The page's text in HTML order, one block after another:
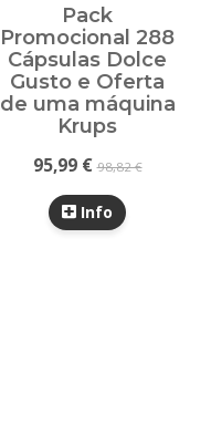
Pack
Promocional 288
Cápsulas Dolce
Gusto e Oferta
de uma máquina
Krups
95,99 €98,82 €
Info